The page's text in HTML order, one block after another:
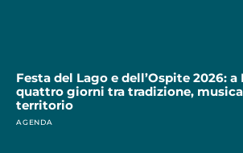
Festa del Lago e dell’Ospite 2026: a
quattro giorni tra tradizione,
territorio
AGENDA